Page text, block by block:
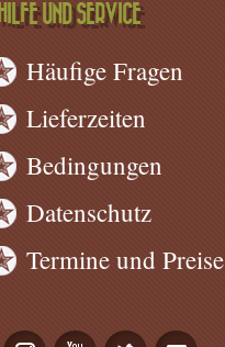
HILFE UND SERVICE
Häufige Fragen
Lieferzeiten
Bedingungen
Datenschutz
Termine und Preise